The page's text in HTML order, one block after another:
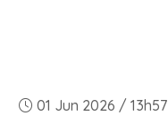
01 Jun 2026 / 13h57